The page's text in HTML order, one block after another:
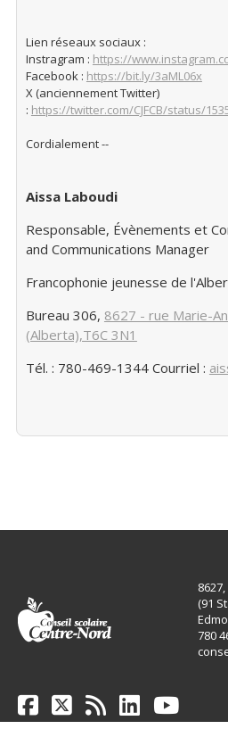
Lien réseaux sociaux :
Instragram : https://
Facebook : https://bit.ly/3aML06x
X (anciennement Twitter)
: https://twitter.com/CJFCB/status/
Cordialement --
Aissa Laboudi
Responsable, Évènements et
and Communications Manager
Francophonie jeunesse de
Bureau 306, 8627 - rue Marie-
(Alberta),T6C 3N1
Tél. : 780-469-1344 Courriel :
(91
780